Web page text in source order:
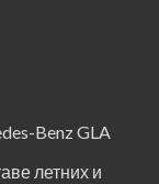
Benz GLA
летних и